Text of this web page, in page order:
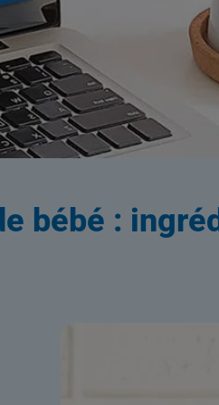
Européen de
bébé :